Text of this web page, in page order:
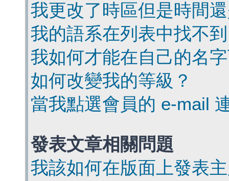
我更改了時區但是時間
我的語系在列表中找不
我如何才能在自己的名
如何改變我的等級？
當我點選會員的 e-mail
發表文章相關問題
我該如何在版面上發表